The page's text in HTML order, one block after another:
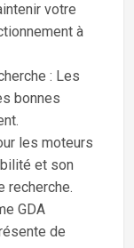
votre
à
: Les
bonnes
les moteurs
et son
recherche.
GDA
de